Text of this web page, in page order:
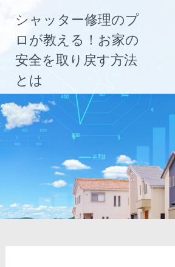
ス
キ
ッ
プ
シャッター修理のプ
ロが教える！お家の
安全を取り戻す方法
とは